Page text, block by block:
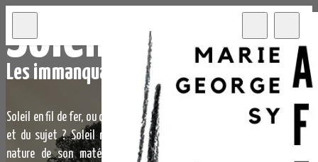
Soleils
Les immanquables
Soleil en fil de fer, ou comment jouer avec les antinomies d’un matériau
et du sujet ? Soleil noir, révélateur de lumière. Froid et rude par la
nature de son matériau, il irradie. Ce travail est un vecteur de